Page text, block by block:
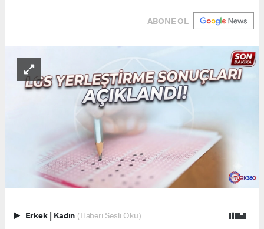
ABONE OL
Erkek | Kadın (Haberi Sesli Oku)